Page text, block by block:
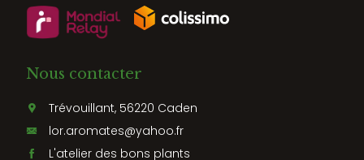
Nous contacter
Trévouillant, 56220 Caden
lor.aromates@yahoo.fr
L'atelier des bons plants